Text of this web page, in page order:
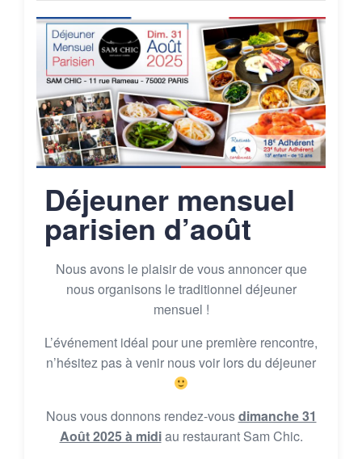
Déjeuner mensuel
parisien d’août
Nous avons le plaisir de vous annoncer que
nous organisons le traditionnel déjeuner
mensuel !
L’événement idéal pour une première rencontre,
n’hésitez pas à venir nous voir lors du déjeuner
Nous vous donnons rendez-vousdimanche 31
Août 2025 à midiau restaurant Sam Chic.